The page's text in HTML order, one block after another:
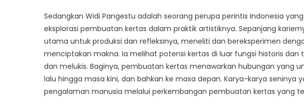
Sedangkan Widi Pangestu adalah seorang perupa perintis Indonesia
eksplorasi pembuatan kertas dalam praktik artistiknya. Sepanjang
utama untuk produksi dan refleksinya, meneliti dan bereksperimen
menciptakan makna. Ia melihat potensi kertas di luar fungsi historis
dan melukis. Baginya, pembuatan kertas menawarkan hubungan yang
lalu hingga masa kini, dan bahkan ke masa depan. Karya-karya seninya
pengalaman manusia melalui perkembangan pembuatan kertas yang